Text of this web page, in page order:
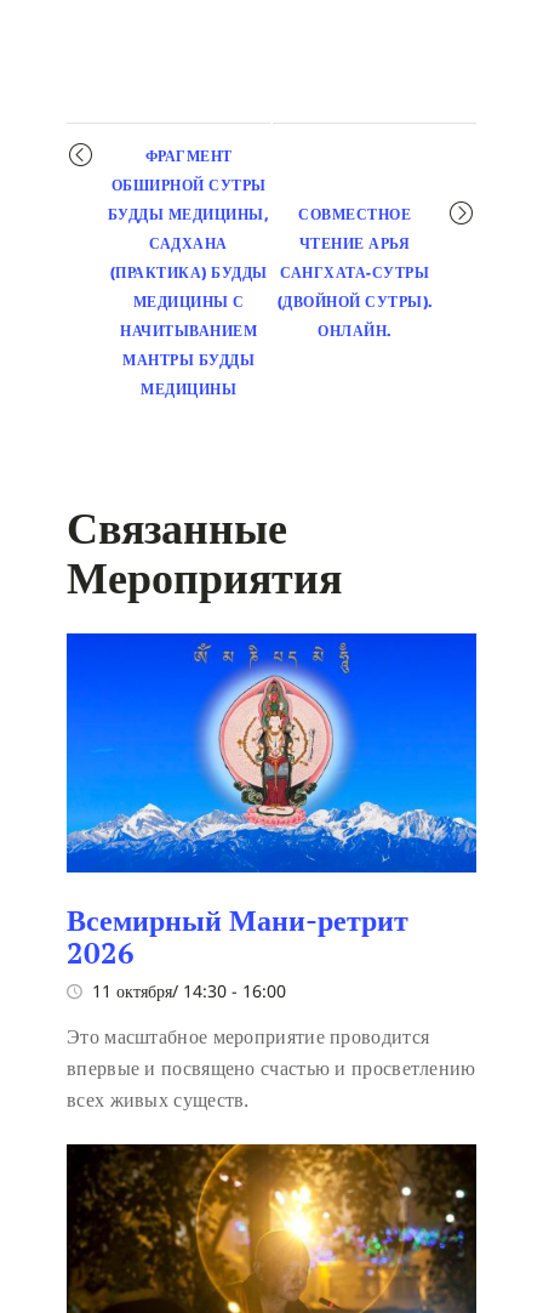
Мероприятие
навигация
ФРАГМЕНТ
ОБШИРНОЙ СУТРЫ
БУДДЫ МЕДИЦИНЫ,
САДХАНА
(ПРАКТИКА) БУДДЫ
МЕДИЦИНЫ С
НАЧИТЫВАНИЕМ
МАНТРЫ БУДДЫ
МЕДИЦИНЫ
СОВМЕСТНОЕ
ЧТЕНИЕ АРЬЯ
САНГХАТА-СУТРЫ
(ДВОЙНОЙ СУТРЫ).
ОНЛАЙН.
Связанные
Мероприятия
Всемирный Мани-ретрит
2026
11 октября/ 14:30 - 16:00
Это масштабное мероприятие проводится
впервые и посвящено счастью и просветлению
всех живых существ.